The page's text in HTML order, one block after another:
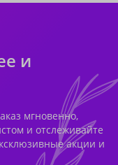
и
мгновенно,
и отслеживайте
акции и